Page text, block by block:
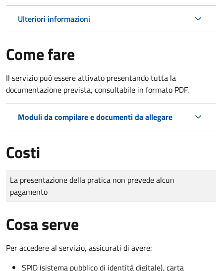
Ulteriori informazioni
Come fare
Il servizio può essere attivato presentando tutta la
documentazione prevista, consultabile in formato PDF.
Moduli da compilare e documenti da allegare
Costi
Tipo di pagamento
Importo
La presentazione della pratica non prevede alcun
pagamento
Cosa serve
Per accedere al servizio, assicurati di avere:
SPID (sistema pubblico di identità digitale), carta